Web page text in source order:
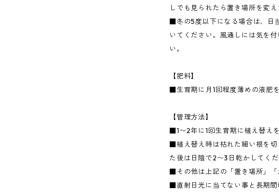
しでも見られたら置き場所を変え
■冬の5度以下になる場合は、日
いてください。風通しには気を
い。
【肥料】
■生育期に月1回程度薄めの液肥
【管理方法】
■1〜2年に1回生育期に植え替え
■植え替え時は枯れた細い根を
た後は日陰で2〜3日乾かしてくだ
■その他は上記の「置き場所」「
■直射日光に当てない事と長期